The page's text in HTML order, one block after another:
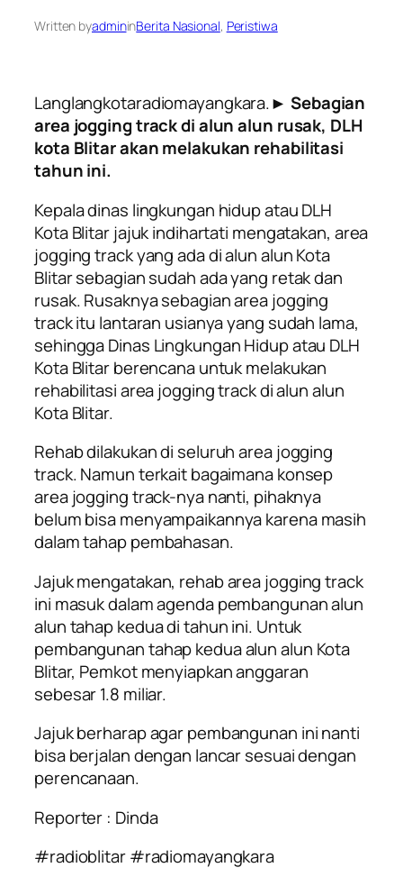
Written byadmininBerita Nasional, Peristiwa
Langlangkotaradiomayangkara.► Sebagian
area jogging track di alun alun rusak, DLH
kota Blitar akan melakukan rehabilitasi
tahun ini.
Kepala dinas lingkungan hidup atau DLH
Kota Blitar jajuk indihartati mengatakan, area
jogging track yang ada di alun alun Kota
Blitar sebagian sudah ada yang retak dan
rusak. Rusaknya sebagian area jogging
track itu lantaran usianya yang sudah lama,
sehingga Dinas Lingkungan Hidup atau DLH
Kota Blitar berencana untuk melakukan
rehabilitasi area jogging track di alun alun
Kota Blitar.
Rehab dilakukan di seluruh area jogging
track. Namun terkait bagaimana konsep
area jogging track-nya nanti, pihaknya
belum bisa menyampaikannya karena masih
dalam tahap pembahasan.
Jajuk mengatakan, rehab area jogging track
ini masuk dalam agenda pembangunan alun
alun tahap kedua di tahun ini. Untuk
pembangunan tahap kedua alun alun Kota
Blitar, Pemkot menyiapkan anggaran
sebesar 1.8 miliar.
Jajuk berharap agar pembangunan ini nanti
bisa berjalan dengan lancar sesuai dengan
perencanaan.
Reporter : Dinda
#radioblitar #radiomayangkara